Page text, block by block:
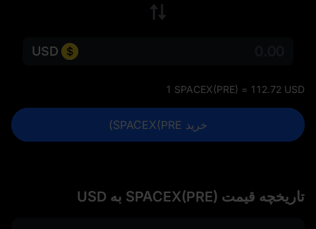
USD
1 SPACEX(PRE) = 112.72 USD
خرید SPACEX(PRE)
تاریخچه قیمت SPACEX(PRE) به USD